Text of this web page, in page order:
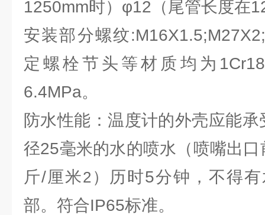
1250mm时）φ12（尾管长度在
安装部分螺纹
定螺栓节头等材质均为
6.4MPa。
防水性能：温度计的外壳应能
径25毫米的水的喷水（喷嘴出
斤/厘米2 ）历时5分钟，不得
部。符合IP65标准。